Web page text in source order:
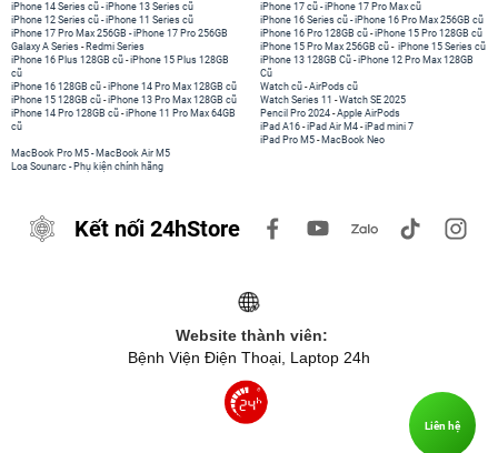
iPhone 14 Series cũ -iPhone 13 Series cũ
iPhone 12 Series cũ -iPhone 11 Series cũ
iPhone 17 Pro Max 256GB -iPhone 17 Pro 256GB
Galaxy A Series - Redmi Series
iPhone 17 cũ -iPhone 17 Pro Max cũ
iPhone 16 Series cũ - iPhone 16 Pro Max 256GB cũ
iPhone 16 Pro 128GB cũ -iPhone 15 Pro 128GB cũ
iPhone 15 Pro Max 256GB cũ - iPhone 15 Series cũ
iPhone 16 Plus 128GB cũ -iPhone 15 Plus 128GB
cũ
iPhone 16 128GB cũ -iPhone 14 Pro Max 128GB cũ
iPhone 15 128GB cũ -iPhone 13 Pro Max 128GB cũ
iPhone 14 Pro 128GB cũ -iPhone 11 Pro Max 64GB
cũ
iPhone 13 128GB Cũ -iPhone 12 Pro Max 128GB
Cũ
Watch cũ -AirPods cũ
Watch Series 11 -Watch SE 2025
Pencil Pro 2024 -Apple AirPods
iPad A16 -iPad Air M4 -iPad mini 7
iPad Pro M5 - MacBook Neo
MacBook Pro M5 - MacBook Air M5
Loa Sounarc - Phụ kiện chính hãng
Kết nối 24hStore
Website thành viên:
Bệnh Viện Điện Thoại, Laptop 24h
Liên hệ